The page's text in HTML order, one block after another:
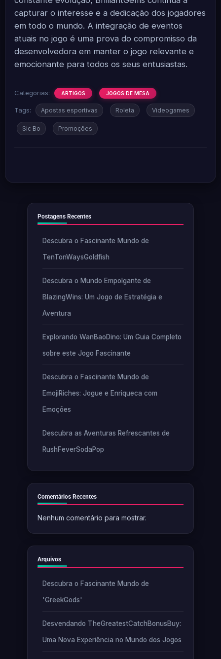
capturar o interesse e a dedicação dos jogadores
em todo o mundo. A integração de eventos
atuais no jogo é uma prova do compromisso da
desenvolvedora em manter o jogo relevante e
emocionante para todos os seus entusiastas.
Categorias: ARTIGOS JOGOS DE MESA
Tags: Apostas esportivas Roleta Videogames
Sic Bo Promoções
Postagens Recentes
Descubra o Fascinante Mundo de
TenTonWaysGoldfish
Descubra o Mundo Empolgante de
BlazingWins: Um Jogo de Estratégia e
Aventura
Explorando WanBaoDino: Um Guia Completo
sobre este Jogo Fascinante
Descubra o Fascinante Mundo de
EmojiRiches: Jogue e Enriqueca com
Emoções
Descubra as Aventuras Refrescantes de
RushFeverSodaPop
Comentários Recentes
Nenhum comentário para mostrar.
Arquivos
Descubra o Fascinante Mundo de
'GreekGods'
Desvendando TheGreatestCatchBonusBuy:
Uma Nova Experiência no Mundo dos Jogos